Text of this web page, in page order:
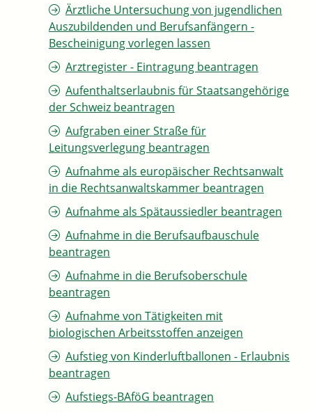
Ärztliche Untersuchung von jugendlichen
Auszubildenden und Berufsanfängern -
Bescheinigung vorlegen lassen
Arztregister - Eintragung beantragen
Aufenthaltserlaubnis für Staatsangehörige
der Schweiz beantragen
Aufgraben einer Straße für
Leitungsverlegung beantragen
Aufnahme als europäischer Rechtsanwalt
in die Rechtsanwaltskammer beantragen
Aufnahme als Spätaussiedler beantragen
Aufnahme in die Berufsaufbauschule
beantragen
Aufnahme in die Berufsoberschule
beantragen
Aufnahme von Tätigkeiten mit
biologischen Arbeitsstoffen anzeigen
Aufstieg von Kinderluftballonen - Erlaubnis
beantragen
Aufstiegs-BAföG beantragen